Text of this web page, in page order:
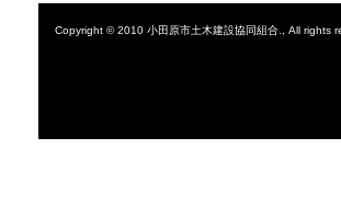
Copyright © 2010 小田原市土木建設協同組合., All rights